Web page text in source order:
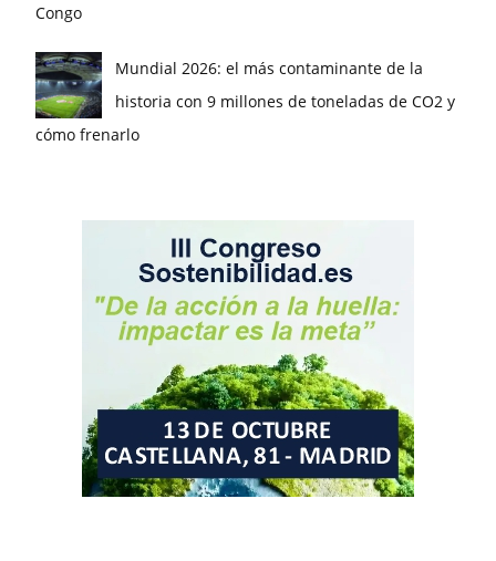
Congo
Mundial 2026: el más contaminante de la
historia con 9 millones de toneladas de CO2 y
cómo frenarlo